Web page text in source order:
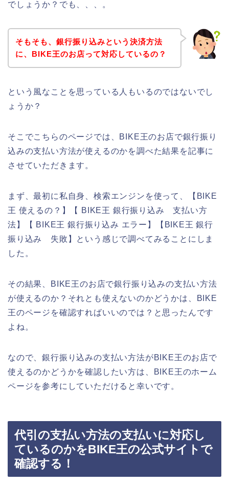
でしょうか？でも、、、。
そもそも、銀行振り込みという決済方法
に、BIKE王のお店って対応しているの？
という風なことを思っている人もいるのではないでし
ょうか？
そこでこちらのページでは、BIKE王のお店で銀行振り
込みの支払い方法が使えるのかを調べた結果を記事に
させていただきます。
まず、最初に私自身、検索エンジンを使って、【BIKE
王 使えるの？】【 BIKE王 銀行振り込み 支払い方
法】【 BIKE王 銀行振り込み エラー】【BIKE王 銀行
振り込み 失敗】という感じで調べてみることにしま
した。
その結果、BIKE王のお店で銀行振り込みの支払い方法
が使えるのか？それとも使えないのかどうかは、BIKE
王のページを確認すればいいのでは？と思ったんです
よね。
なので、銀行振り込みの支払い方法がBIKE王のお店で
使えるのかどうかを確認したい方は、BIKE王のホーム
ページを参考にしていただけると幸いです。
代引の支払い方法の支払いに対応し
ているのかをBIKE王の公式サイトで
確認する！